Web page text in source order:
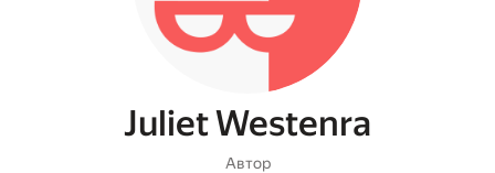
Juliet Westenra
Автор